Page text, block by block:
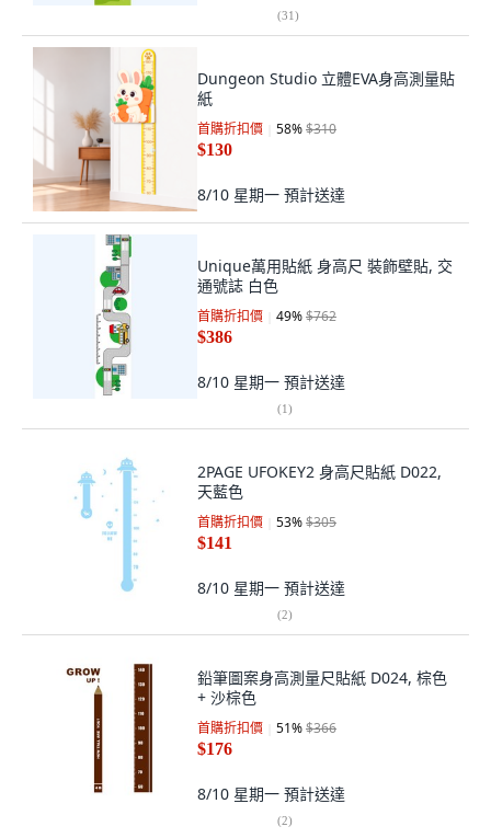
(31)
Dungeon Studio 立體EVA身高測量貼
紙
首購折扣價 58%$310
$130
8/10 星期一 預計送達
Unique萬用貼紙 身高尺 裝飾壁貼, 交
通號誌 白色
首購折扣價 49%$762
$386
8/10 星期一 預計送達
(1)
2PAGE UFOKEY2 身高尺貼紙 D022,
天藍色
首購折扣價 53%$305
$141
8/10 星期一 預計送達
(2)
鉛筆圖案身高測量尺貼紙 D024, 棕色
+ 沙棕色
首購折扣價 51%$366
$176
8/10 星期一 預計送達
(2)